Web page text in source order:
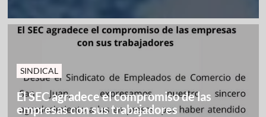
SINDICAL
El SEC agradece el compromiso de las
empresas con sus trabajadores